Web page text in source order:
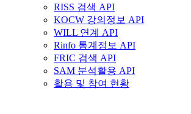
RISS 검색 API
KOCW 강의정보 API
WILL 연계 API
Rinfo 통계정보 API
FRIC 검색 API
SAM 분석활용 API
활용 및 참여 현황